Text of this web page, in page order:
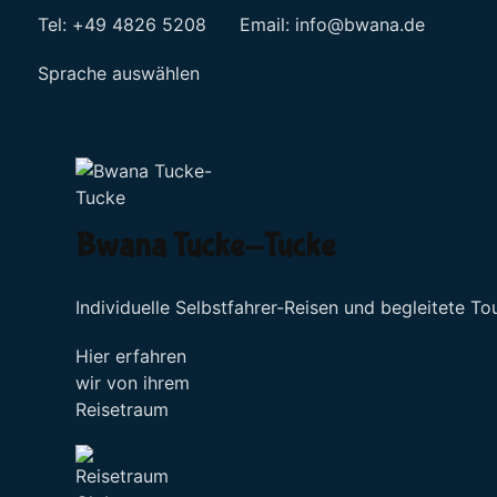
Tel: +49 4826 5208 Email: info@bwana.de
Sprache auswählen
Bwana Tucke-Tucke
Individuelle Selbstfahrer-Reisen und begleitete
Hier erfahren
wir von ihrem
Reisetraum